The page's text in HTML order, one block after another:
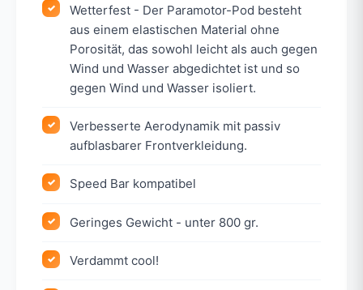
Wetterfest - Der Paramotor-Pod besteht
aus einem elastischen Material ohne
Porosität, das sowohl leicht als auch gegen
Wind und Wasser abgedichtet ist und so
gegen Wind und Wasser isoliert.
Verbesserte Aerodynamik mit passiv
aufblasbarer Frontverkleidung.
Speed Bar kompatibel
Geringes Gewicht - unter 800 gr.
Verdammt cool!